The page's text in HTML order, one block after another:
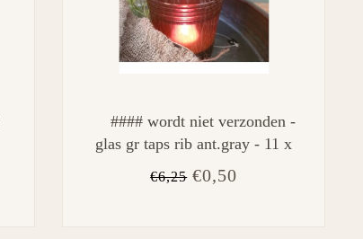
#### wordt niet verzonden -
glas gr taps rib ant.gray - 11 x
11 x 16,5 cm
€6,25€0,50